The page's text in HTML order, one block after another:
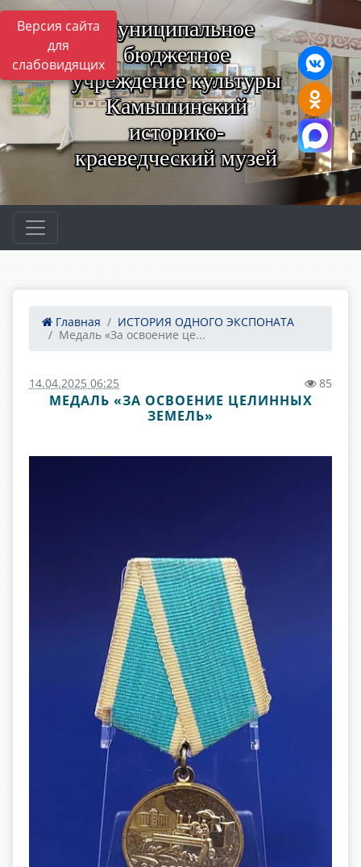
Версия сайта
для
слабовидящих
Муниципальное
бюджетное
учреждение культуры
Камышинский
историко-
краеведческий музей
Главная
ИСТОРИЯ ОДНОГО ЭКСПОНАТА
Медаль «За освоение це...
14.04.2025 06:25 85
МЕДАЛЬ «ЗА ОСВОЕНИЕ ЦЕЛИННЫХ
ЗЕМЕЛЬ»